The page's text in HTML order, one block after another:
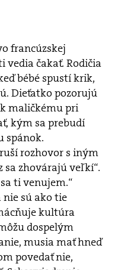
francúzskej
vedia čakať. Rodičia
bébé spustí krik,
Dieťatko pozorujú
k maličkému pri
kým sa prebudí
spánok.
rozhovor s iným
sa zhovárajú veľkí“.
ti venujem.“
nie sú ako tie
kultúra
dospelým
musia mať hneď
povedať nie,